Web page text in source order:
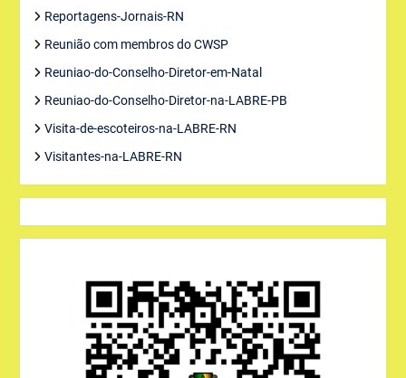
Reportagens-Jornais-RN
Reunião com membros do CWSP
Reuniao-do-Conselho-Diretor-em-Natal
Reuniao-do-Conselho-Diretor-na-LABRE-PB
Visita-de-escoteiros-na-LABRE-RN
Visitantes-na-LABRE-RN